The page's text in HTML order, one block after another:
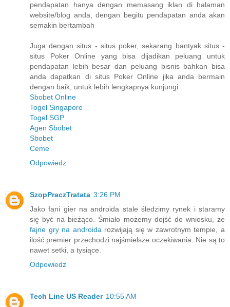
pendapatan hanya dengan memasang iklan di halaman
website/blog anda, dengan begitu pendapatan anda akan
semakin bertambah
Juga dengan situs - situs poker, sekarang bantyak situs -
situs Poker Online yang bisa dijadikan peluang untuk
pendapatan lebih besar dan peluang bisnis bahkan bisa
anda dapatkan di situs Poker Online jika anda bermain
dengan baik, untuk lebih lengkapnya kunjungi :
Sbobet Online
Togel Singapore
Togel SGP
Agen Sbobet
Sbobet
Ceme
Odpowiedz
SzopPraczTratata 3:26 PM
Jako fani gier na androida stale śledzimy rynek i staramy
się być na bieżąco. Śmiało możemy dojść do wniosku, że
fajne gry na androida rozwijają się w zawrotnym tempie, a
ilość premier przechodzi najśmielsze oczekiwania. Nie są to
nawet setki, a tysiące.
Odpowiedz
Tech Line US Reader 10:55 AM